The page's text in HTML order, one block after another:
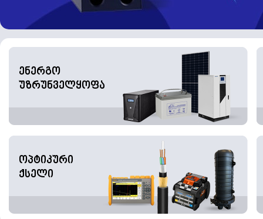
ენერგო
უზრუნველყოფა
ოპტიკური
ქსელი